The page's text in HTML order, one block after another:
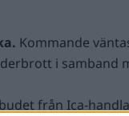
Kommande
i samband
från Ica-